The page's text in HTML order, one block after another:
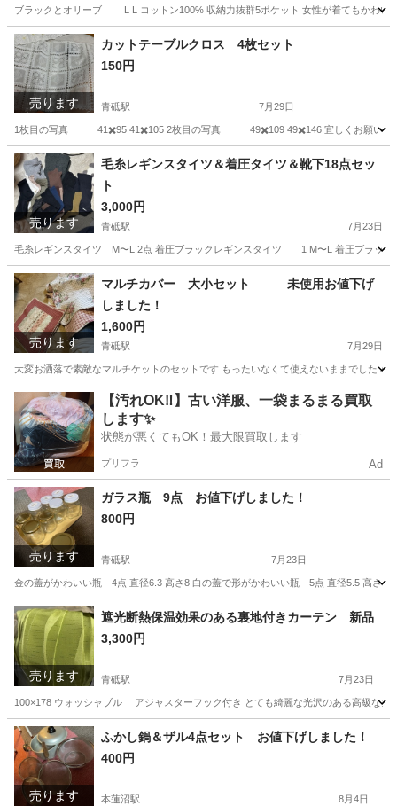
ブラックとオリーブ L L コットン100% 収納力抜群5ポケット 女性が着てもかわい
東京 板橋区 本蓮沼駅 その他 タオル
売ります
カットテーブルクロス 4枚セット
150円
青砥駅 7月29日
1枚目の写真 41✖️95 41✖️105 2枚目の写真 49✖️109 49✖️146 宜しくお願いし
東京 葛飾区 青砥駅 インテリア雑貨/小物
売ります
毛糸レギンスタイツ＆着圧タイツ＆靴下18点セッ
ト
3,000円
青砥駅 7月23日
毛糸レギンスタイツ M〜L 2点 着圧ブラックレギンスタイツ
東京 葛飾区 青砥駅 服/ファッション レギンス
売ります
マルチカバー 大小セット 未使用お値下げ
しました！
1,600円
青砥駅 7月29日
大変お洒落で素敵なマルチケットのセットです もったいなくて使えないままで
東京 葛飾区 青砥駅 ファブリック、カバー セット
【汚れOK‼️】古い洋服、一袋まるまる買取
します✨
状態が悪くてもOK！最大限買取します
プリフラ Ad
売ります
ガラス瓶 9点 お値下げしました！
800円
青砥駅 7月23日
金の蓋がかわいい瓶 4点 直径6.3 高さ8 白の蓋で形がかわいい瓶 5点 直径5.5 高さ11
東京 葛飾区 青砥駅 食器 ガラス瓶
売ります
遮光断熱保温効果のある裏地付きカーテン 新品
3,300円
青砥駅 7月23日
100×178 ウォッシャブル アジャスターフック付き とても綺麗な光沢のある高級な
東京 葛飾区 青砥駅 カーテン、ブラインド カーテン
売ります
ふかし鍋＆ザル4点セット お値下げしました！
400円
本蓮沼駅 8月4日